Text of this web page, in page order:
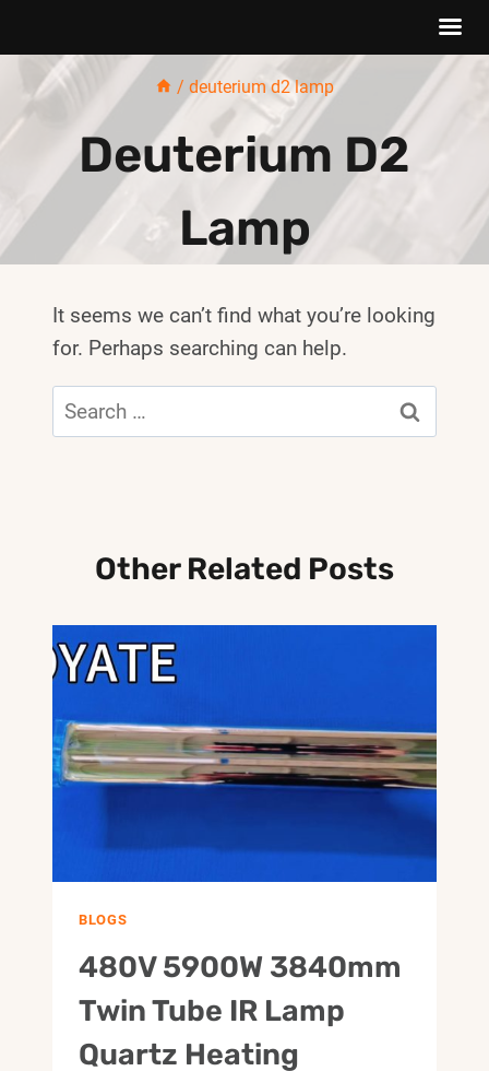
content
/ deuterium d2 lamp
Deuterium D2
Lamp
It seems we can’t find what you’re looking
for. Perhaps searching can help.
Search
for:
Other Related Posts
BLOGS
480V 5900W 3840mm
Twin Tube IR Lamp
Quartz Heating